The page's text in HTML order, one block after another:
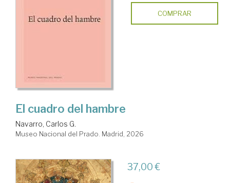
COMPRAR
El cuadro del hambre
Navarro, Carlos G.
Museo Nacional del Prado. Madrid, 2026
37,00 €